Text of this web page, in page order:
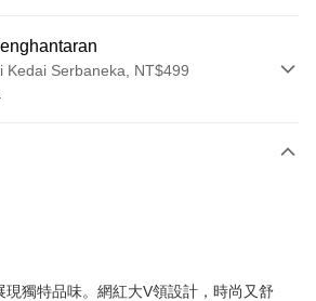
Kedai Serbaneka, NT$499
現獨特品味。網紅大V領設計，時尚又舒